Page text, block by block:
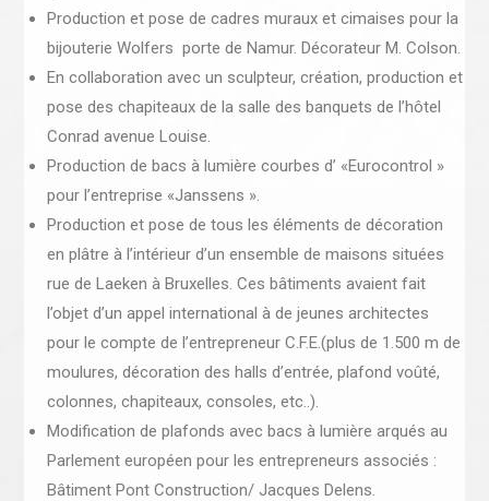
Production et pose de cadres muraux et cimaises pour la
bijouterie Wolfers porte de Namur. Décorateur M. Colson.
En collaboration avec un sculpteur, création, production et
pose des chapiteaux de la salle des banquets de l’hôtel
Conrad avenue Louise.
Production de bacs à lumière courbes d’ «Eurocontrol »
pour l’entreprise «Janssens ».
Production et pose de tous les éléments de décoration
en plâtre à l’intérieur d’un ensemble de maisons situées
rue de Laeken à Bruxelles. Ces bâtiments avaient fait
l’objet d’un appel international à de jeunes architectes
pour le compte de l’entrepreneur C.F.E.(plus de 1.500 m de
moulures, décoration des halls d’entrée, plafond voûté,
colonnes, chapiteaux, consoles, etc..).
Modification de plafonds avec bacs à lumière arqués au
Parlement européen pour les entrepreneurs associés :
Bâtiment Pont Construction/ Jacques Delens.